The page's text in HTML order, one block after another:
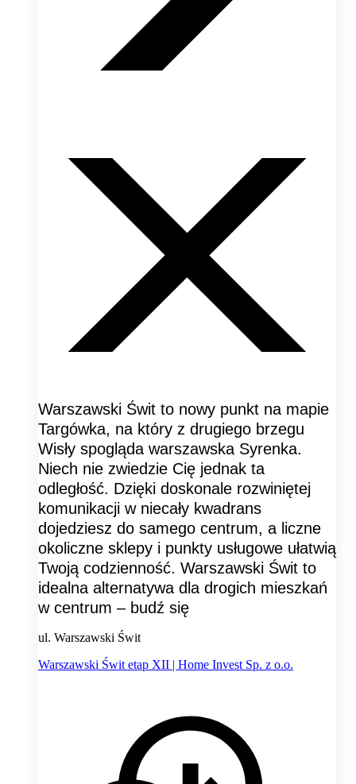
Warszawski Świt to nowy punkt na mapie
Targówka, na który z drugiego brzegu
Wisły spogląda warszawska Syrenka.
Niech nie zwiedzie Cię jednak ta
odległość. Dzięki doskonale rozwiniętej
komunikacji w niecały kwadrans
dojedziesz do samego centrum, a liczne
okoliczne sklepy i punkty usługowe ułatwią
Twoją codzienność. Warszawski Świt to
idealna alternatywa dla drogich mieszkań
w centrum – budź się
ul. Warszawski Świt
Warszawski Świt etap XII | Home Invest Sp. z o.o.